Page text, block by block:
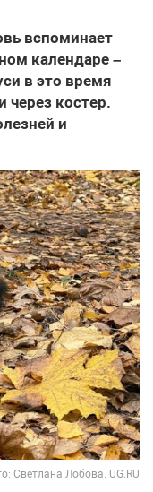
вспоминает
календаре –
в это время
через костер.
и
Светлана Лобова. UG.RU